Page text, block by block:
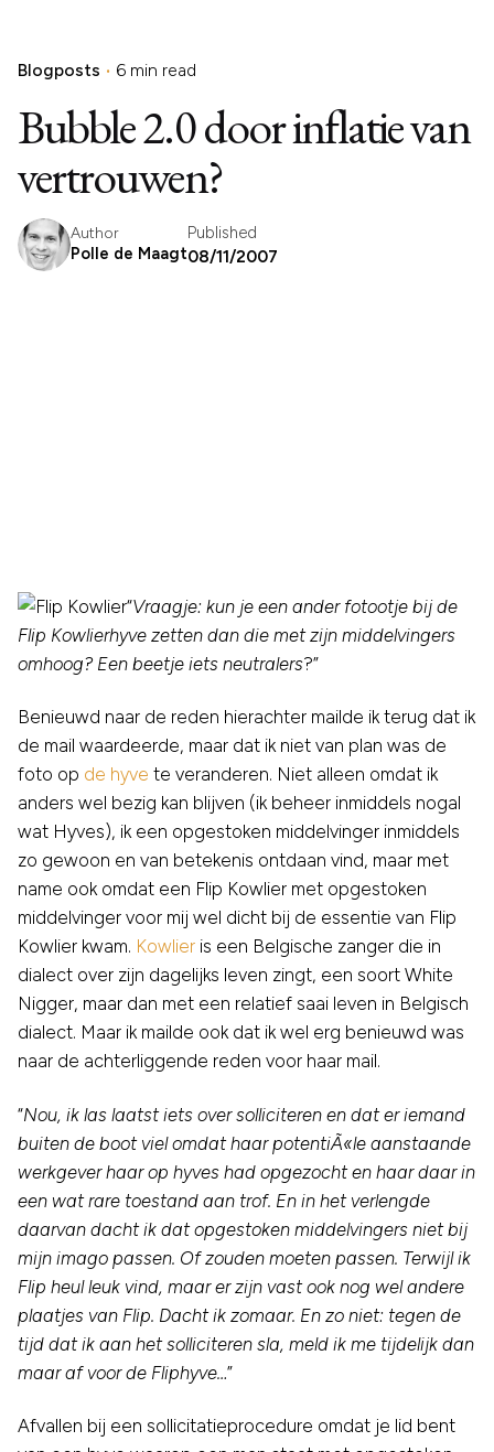
Blogposts 6 min read
Bubble 2.0 door inflatie van
vertrouwen?
Author
Polle de Maagt
Published
08/11/2007
“Vraagje: kun je een ander fotootje bij de
Flip Kowlierhyve zetten dan die met zijn middelvingers
omhoog? Een beetje iets neutralers?”
Benieuwd naar de reden hierachter mailde ik terug dat ik
de mail waardeerde, maar dat ik niet van plan was de
foto op de hyve te veranderen. Niet alleen omdat ik
anders wel bezig kan blijven (ik beheer inmiddels nogal
wat Hyves), ik een opgestoken middelvinger inmiddels
zo gewoon en van betekenis ontdaan vind, maar met
name ook omdat een Flip Kowlier met opgestoken
middelvinger voor mij wel dicht bij de essentie van Flip
Kowlier kwam. Kowlier is een Belgische zanger die in
dialect over zijn dagelijks leven zingt, een soort White
Nigger, maar dan met een relatief saai leven in Belgisch
dialect. Maar ik mailde ook dat ik wel erg benieuwd was
naar de achterliggende reden voor haar mail.
“Nou, ik las laatst iets over solliciteren en dat er iemand
buiten de boot viel omdat haar potentiÃ«le aanstaande
werkgever haar op hyves had opgezocht en haar daar in
een wat rare toestand aan trof. En in het verlengde
daarvan dacht ik dat opgestoken middelvingers niet bij
mijn imago passen. Of zouden moeten passen. Terwijl ik
Flip heul leuk vind, maar er zijn vast ook nog wel andere
plaatjes van Flip. Dacht ik zomaar. En zo niet: tegen de
tijd dat ik aan het solliciteren sla, meld ik me tijdelijk dan
maar af voor de Fliphyve…”
Afvallen bij een sollicitatieprocedure omdat je lid bent